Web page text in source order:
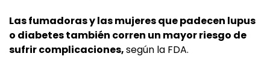
Las fumadoras y las mujeres que padecen lupus
o diabetes también corren un mayor riesgo de
sufrir complicaciones,según la FDA.